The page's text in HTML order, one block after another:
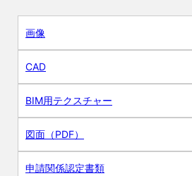
画像
CAD
BIM用テクスチャー
図面（PDF）
申請関係認定書類